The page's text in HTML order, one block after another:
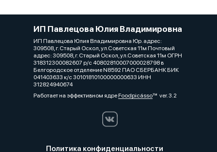
ИП Павлецова Юлия Владимировна
ИП Павлецова Юлия Владимировна Юр. адрес:
309508, г. Старый Оскол, ул.Советская 11м Почтовый
адрес: 309508, г. Старый Оскол, ул.Советская 11м ОГРН
318312300082607 р/с 40802810007000028798 в
Белгородское отделение N8592 ПАО СБЕРБАНК БИК
041403633 к/с 30101810100000000633 ИНН
312824940674
Работает на эффективном ядреFoodpicássover. 3.2
Политика конфиденциальности